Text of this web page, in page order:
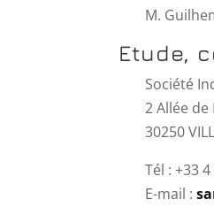
M.
Etude,
Société
2 Allée
30250
Tél : +33
E-mail :